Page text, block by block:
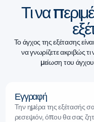
Τι να
Το άγχος της εξέτασης
να γνωρίζετε ακριβώς
μείωση του
Εγγραφή
Την ημέρα της εξέτασής
ρεσεψιόν, όπου θα σας